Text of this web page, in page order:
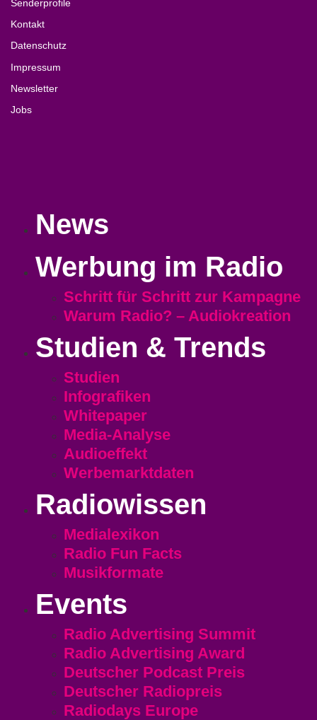
Senderprofile
Kontakt
Datenschutz
Impressum
Newsletter
Jobs
News
Werbung im Radio
Schritt für Schritt zur Kampagne
Warum Radio? – Audiokreation
Studien & Trends
Studien
Infografiken
Whitepaper
Media-Analyse
Audioeffekt
Werbemarktdaten
Radiowissen
Medialexikon
Radio Fun Facts
Musikformate
Events
Radio Advertising Summit
Radio Advertising Award
Deutscher Podcast Preis
Deutscher Radiopreis
Radiodays Europe